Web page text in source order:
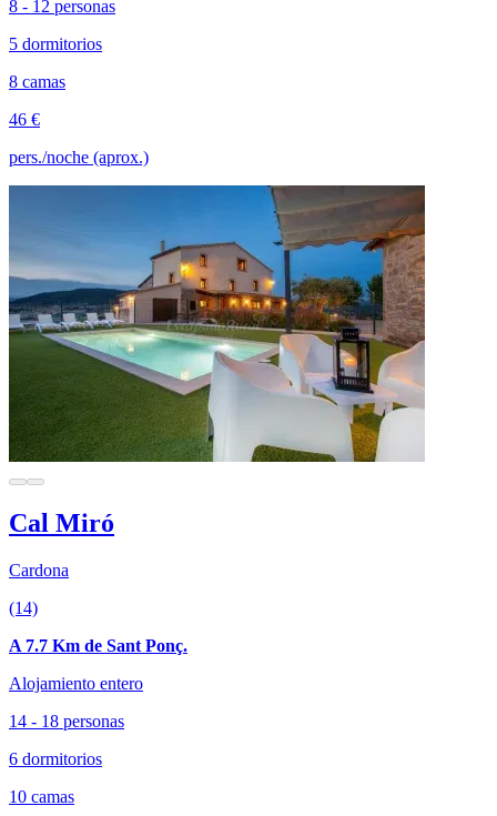
8 - 12 personas
5 dormitorios
8 camas
46 €
pers./noche (aprox.)
Cal Miró
Cardona
(14)
A 7.7 Km de Sant Ponç.
Alojamiento entero
14 - 18 personas
6 dormitorios
10 camas